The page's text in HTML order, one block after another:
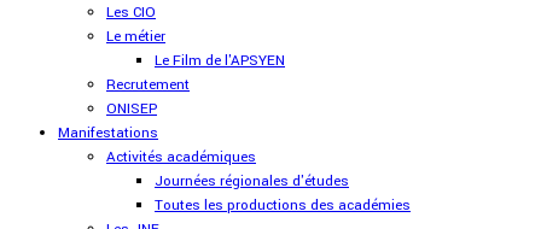
Les CIO
Le métier
Le Film de l'APSYEN
Recrutement
ONISEP
Manifestations
Activités académiques
Journées régionales d'études
Toutes les productions des académies